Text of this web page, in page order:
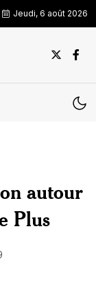
Jeudi, 6 août 2026
autour
Plus